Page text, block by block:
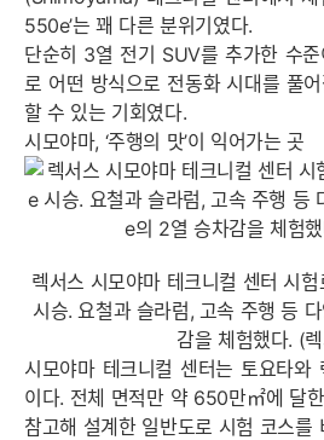
550e’는 꽤 다른 분위기였다.
단순히 3열 전기 SUV를 추가한 수
로 어떤 방식으로 전동화 시대를 풀
할 수 있는 기회였다.
시모야마, ‘주행의 맛’이 익어가는 곳
렉서스 시모야마 테크니컬 센터 시
시승. 요철과 슬라럼, 고속 주행 등
감을 체험했다. (
시모야마 테크니컬 센터는 토요타와
이다. 전체 면적만 약 650만㎡에 달
참고해 설계한 일반도로 시험 코스를